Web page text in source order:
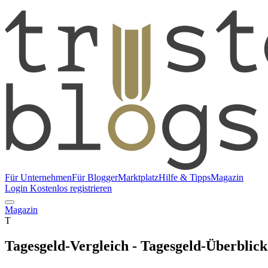
Für UnternehmenFür BloggerMarktplatzHilfe & TippsMagazin
Login Kostenlos registrieren
Magazin
T
Tagesgeld-Vergleich - Tagesgeld-